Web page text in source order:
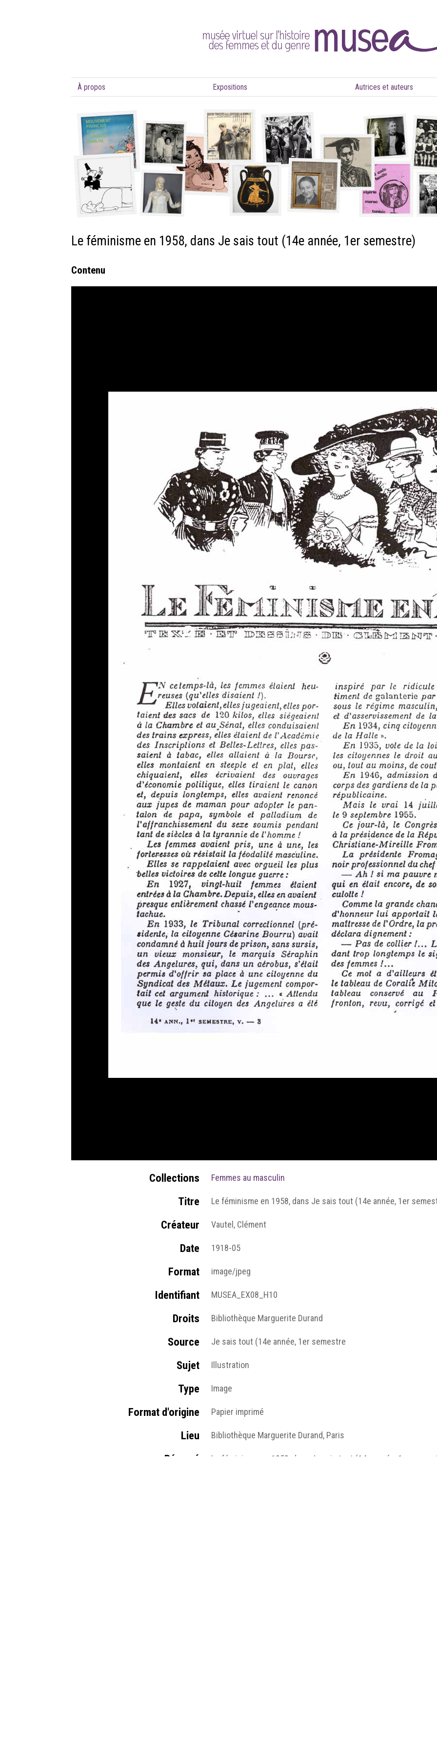
À propos Expositions Autrices et auteurs
Le féminisme en 1958, dans Je sais tout (14e année, 1er semestre)
Contenu
Collections Femmes au masculin
Titre Le féminisme en 1958, dans Je sais tout (14e année, 1er
Créateur Vautel, Clément
Date 1918-05
Format image/jpeg
Identifiant MUSEA_EX08_H10
Droits Bibliothèque Marguerite Durand
Source Je sais tout (14e année, 1er semestre
Sujet Illustration
Type Image
Format d'origine Papier imprimé
Lieu Bibliothèque Marguerite Durand, Paris
Résumé
Le féminisme en 1958, dans Je sais tout (14e année, 1er